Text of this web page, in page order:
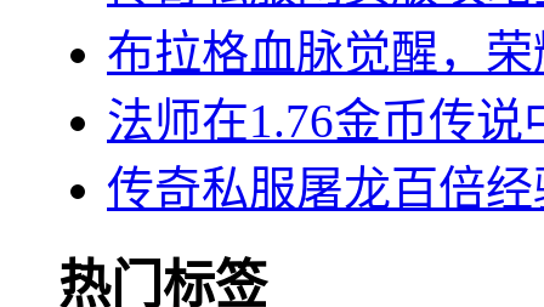
布拉格血脉觉醒，
法师在1.76金币传
传奇私服屠龙百倍
热门标签